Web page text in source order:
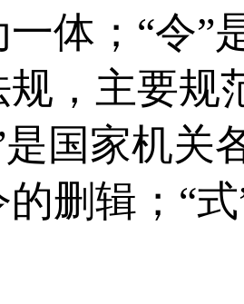
体；“令”
，主要规
是国家机关
删辑；“